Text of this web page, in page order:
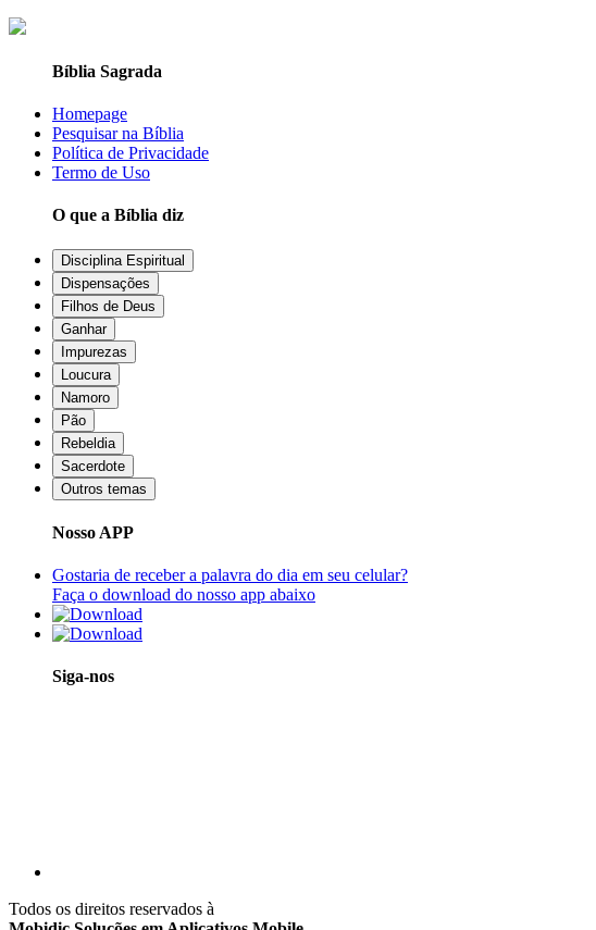
Bíblia Sagrada
Homepage
Pesquisar na Bíblia
Política de Privacidade
Termo de Uso
O que a Bíblia diz
Disciplina Espiritual
Dispensações
Filhos de Deus
Ganhar
Impurezas
Loucura
Namoro
Pão
Rebeldia
Sacerdote
Outros temas
Nosso APP
Gostaria de receber a palavra do dia em seu celular?
Faça o download do nosso app abaixo
Siga-nos
Todos os direitos reservados à